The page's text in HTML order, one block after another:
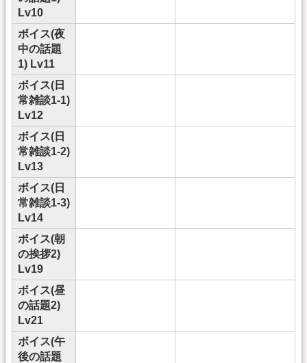
Lv10
ボイス(夜
中の話題
1) Lv11
ボイス(日
常雑談1-1)
Lv12
ボイス(日
常雑談1-2)
Lv13
ボイス(日
常雑談1-3)
Lv14
ボイス(朝
の挨拶2)
Lv19
ボイス(昼
の話題2)
Lv21
ボイス(午
後の話題